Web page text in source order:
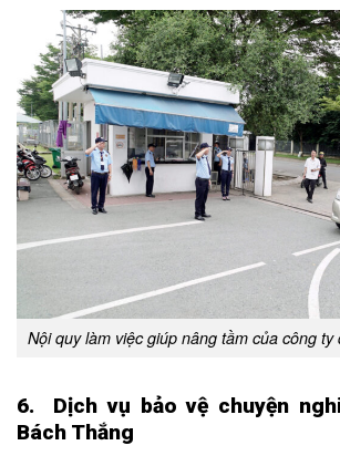
Nội quy làm việc giúp nâng tầm của công ty
6. Dịch vụ bảo vệ chuyện
Bách Thắng